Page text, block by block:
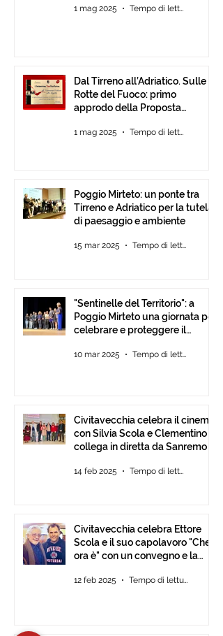
1 mag 2025 Tempo di lettura: 1 min
Dal Tirreno all’Adriatico. Sulle
Rotte del Fuoco: primo
approdo della Proposta
1 mag 2025 Tempo di lettura: 3 min
Poggio Mirteto: un ponte tra
Tirreno e Adriatico per la tutela
di paesaggio e ambiente
15 mar 2025 Tempo di lettura: 2 min
"Sentinelle del Territorio": a
Poggio Mirteto una giornata per
celebrare e proteggere il
Tour Film Fest 2025.
10 mar 2025 Tempo di lettura: 2 min
Civitavecchia celebra il cinema
con Silvia Scola e Clementino si
collega in diretta da Sanremo
14 feb 2025 Tempo di lettura: 2 min
Civitavecchia celebra Ettore
Scola e il suo capolavoro "Che
ora è" con un convegno e la
12 feb 2025 Tempo di lettura: 2 min